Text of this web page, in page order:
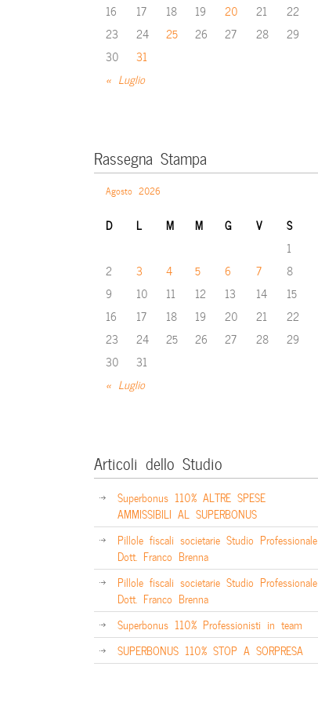
« Luglio
16
17 18 19 20 21
22
23
24 25 26 27 28
29
30
31
Rassegna Stampa
Agosto 2026
D L M M G V S
« Luglio
1
2
3 4 5 6 7
8
9
10 11 12 13 14
15
16
17 18 19 20 21
22
23
24 25 26 27 28
29
30
31
Articoli dello Studio
Superbonus 110% ALTRE SPESE
AMMISSIBILI AL SUPERBONUS
Pillole fiscali societarie Studio Professionale
Dott. Franco Brenna
Pillole fiscali societarie Studio Professionale
Dott. Franco Brenna
Superbonus 110% Professionisti in team
SUPERBONUS 110% STOP A SORPRESA